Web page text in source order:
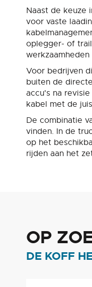
Naast de keuze
voor vaste
oplegger- of
Voor bedrijven
buiten de
accu's na
kabel met de
De combinatie
vinden. In de
op het
rijden aan het
OP
DE KOFF